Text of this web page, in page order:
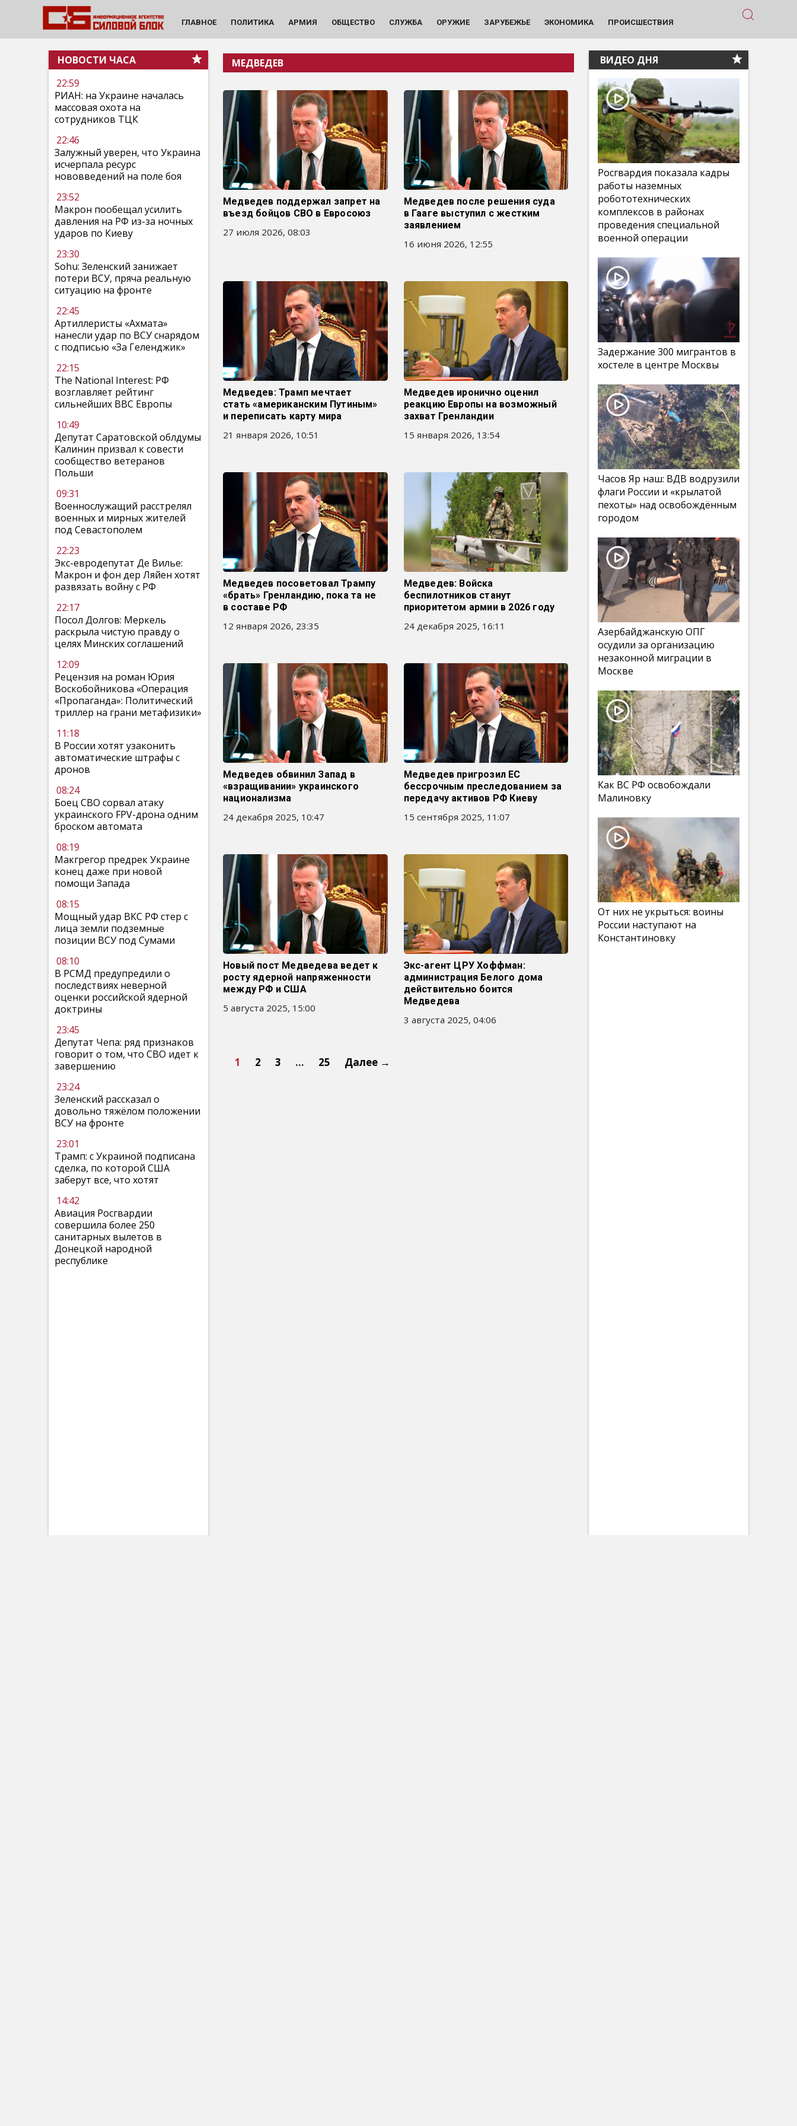
ГЛАВНОЕ ПОЛИТИКА АРМИЯ ОБЩЕСТВО СЛУЖБА ОРУЖИЕ ЗАРУБЕЖЬЕ ЭКОНОМИКА ПРОИСШЕСТВИЯ
НОВОСТИ ЧАСА
22:59
РИАН: на Украине началась
массовая охота на
сотрудников ТЦК
22:46
Залужный уверен, что Украина
исчерпала ресурс
нововведений на поле боя
23:52
Макрон пообещал усилить
давления на РФ из-за ночных
ударов по Киеву
23:30
Sohu: Зеленский занижает
потери ВСУ, пряча реальную
ситуацию на фронте
22:45
Артиллеристы «Ахмата»
нанесли удар по ВСУ снарядом
с подписью «За Геленджик»
22:15
The National Interest: РФ
возглавляет рейтинг
сильнейших ВВС Европы
10:49
Депутат Саратовской облдумы
Калинин призвал к совести
сообщество ветеранов
Польши
09:31
Военнослужащий расстрелял
военных и мирных жителей
под Севастополем
22:23
Экс-евродепутат Де Вилье:
Макрон и фон дер Ляйен хотят
развязать войну с РФ
22:17
Посол Долгов: Меркель
раскрыла чистую правду о
целях Минских соглашений
12:09
Рецензия на роман Юрия
Воскобойникова «Операция
«Пропаганда»: Политический
триллер на грани метафизики»
11:18
В России хотят узаконить
автоматические штрафы с
дронов
08:24
Боец СВО сорвал атаку
украинского FPV-дрона одним
броском автомата
08:19
Макгрегор предрек Украине
конец даже при новой
помощи Запада
08:15
Мощный удар ВКС РФ стер с
лица земли подземные
позиции ВСУ под Сумами
08:10
В РСМД предупредили о
последствиях неверной
оценки российской ядерной
доктрины
23:45
Депутат Чепа: ряд признаков
говорит о том, что СВО идет к
завершению
23:24
Зеленский рассказал о
довольно тяжёлом положении
ВСУ на фронте
23:01
Трамп: с Украиной подписана
сделка, по которой США
заберут все, что хотят
14:42
Авиация Росгвардии
совершила более 250
санитарных вылетов в
Донецкой народной
республике
МЕДВЕДЕВ
Медведев поддержал запрет на
въезд бойцов СВО в Евросоюз
27 июля 2026, 08:03
Медведев после решения суда
в Гааге выступил с жестким
заявлением
16 июня 2026, 12:55
Медведев: Трамп мечтает
стать «американским Путиным»
и переписать карту мира
21 января 2026, 10:51
Медведев иронично оценил
реакцию Европы на возможный
захват Гренландии
15 января 2026, 13:54
Медведев посоветовал Трампу
«брать» Гренландию, пока та не
в составе РФ
12 января 2026, 23:35
Медведев: Войска
беспилотников станут
приоритетом армии в 2026 году
24 декабря 2025, 16:11
Медведев обвинил Запад в
«взращивании» украинского
национализма
24 декабря 2025, 10:47
Медведев пригрозил ЕС
бессрочным преследованием за
передачу активов РФ Киеву
15 сентября 2025, 11:07
Новый пост Медведева ведет к
росту ядерной напряженности
между РФ и США
5 августа 2025, 15:00
Экс-агент ЦРУ Хоффман:
администрация Белого дома
действительно боится
Медведева
3 августа 2025, 04:06
1 2 3 … 25 Далее →
ВИДЕО ДНЯ
Росгвардия показала кадры
работы наземных
робототехнических
комплексов в районах
проведения специальной
военной операции
Задержание 300 мигрантов в
хостеле в центре Москвы
Часов Яр наш: ВДВ водрузили
флаги России и «крылатой
пехоты» над освобождённым
городом
Азербайджанскую ОПГ
осудили за организацию
незаконной миграции в
Москве
Как ВС РФ освобождали
Малиновку
От них не укрыться: воины
России наступают на
Константиновку